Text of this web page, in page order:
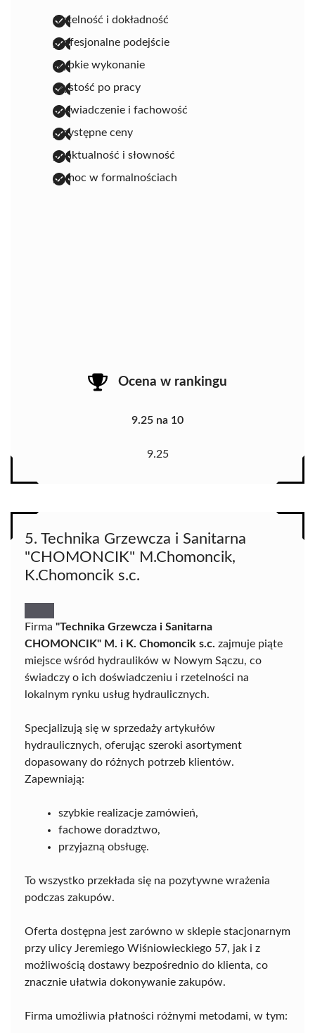
rzetelność i dokładność
profesjonalne podejście
szybkie wykonanie
czystość po pracy
doświadczenie i fachowość
przystępne ceny
punktualność i słowność
pomoc w formalnościach
Ocena w rankingu
9.25 na 10
9.25
5. Technika Grzewcza i Sanitarna
"CHOMONCIK" M.Chomoncik,
K.Chomoncik s.c.
Firma "Technika Grzewcza i Sanitarna
CHOMONCIK" M. i K. Chomoncik s.c. zajmuje piąte
miejsce wśród hydraulików w Nowym Sączu, co
świadczy o ich doświadczeniu i rzetelności na
lokalnym rynku usług hydraulicznych.
Specjalizują się w sprzedaży artykułów
hydraulicznych, oferując szeroki asortyment
dopasowany do różnych potrzeb klientów.
Zapewniają:
szybkie realizacje zamówień,
fachowe doradztwo,
przyjazną obsługę.
To wszystko przekłada się na pozytywne wrażenia
podczas zakupów.
Oferta dostępna jest zarówno w sklepie stacjonarnym
przy ulicy Jeremiego Wiśniowieckiego 57, jak i z
możliwością dostawy bezpośrednio do klienta, co
znacznie ułatwia dokonywanie zakupów.
Firma umożliwia płatności różnymi metodami, w tym: